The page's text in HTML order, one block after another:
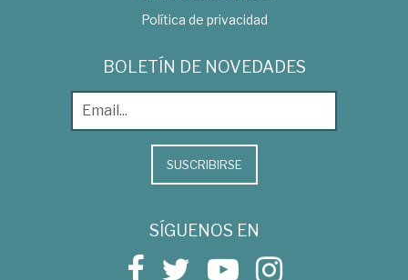
Política de privacidad
BOLETÍN DE NOVEDADES
SUSCRIBIRSE
SÍGUENOS EN